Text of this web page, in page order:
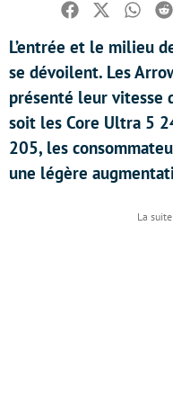
Facebook
Twitter
L’entrée et le milieu
se dévoilent. Les
présenté leur vitesse
soit les Core Ultra 5
205, les
une légère